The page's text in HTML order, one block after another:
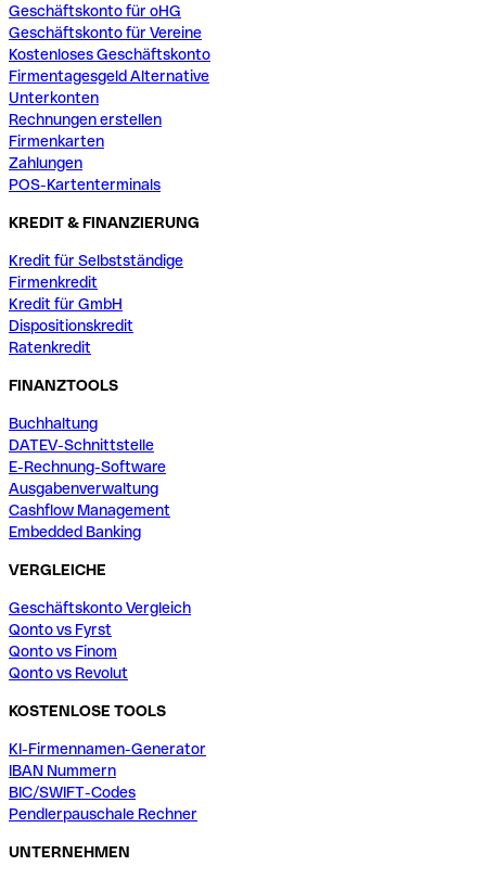
Geschäftskonto für oHG
Geschäftskonto für Vereine
Kostenloses Geschäftskonto
Firmentagesgeld Alternative
Unterkonten
Rechnungen erstellen
Firmenkarten
Zahlungen
POS-Kartenterminals
KREDIT & FINANZIERUNG
Kredit für Selbstständige
Firmenkredit
Kredit für GmbH
Dispositionskredit
Ratenkredit
FINANZTOOLS
Buchhaltung
DATEV-Schnittstelle
E-Rechnung-Software
Ausgabenverwaltung
Cashflow Management
Embedded Banking
VERGLEICHE
Geschäftskonto Vergleich
Qonto vs Fyrst
Qonto vs Finom
Qonto vs Revolut
KOSTENLOSE TOOLS
KI-Firmennamen-Generator
IBAN Nummern
BIC/SWIFT-Codes
Pendlerpauschale Rechner
UNTERNEHMEN